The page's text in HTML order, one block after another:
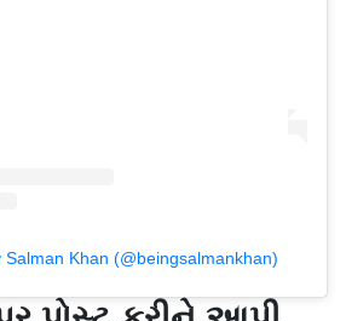
Salman Khan (@beingsalmankhan)